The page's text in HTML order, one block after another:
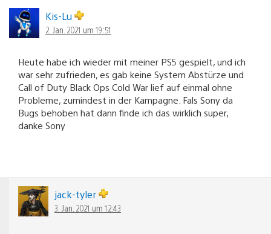
Kis-Lu
2. Jan. 2021 um 19:51
Heute habe ich wieder mit meiner PS5 gespielt, und ich
war sehr zufrieden, es gab keine System Abstürze und
Call of Duty Black Ops Cold War lief auf einmal ohne
Probleme, zumindest in der Kampagne. Fals Sony da
Bugs behoben hat dann finde ich das wirklich super,
danke Sony
jack-tyler
3. Jan. 2021 um 12:43